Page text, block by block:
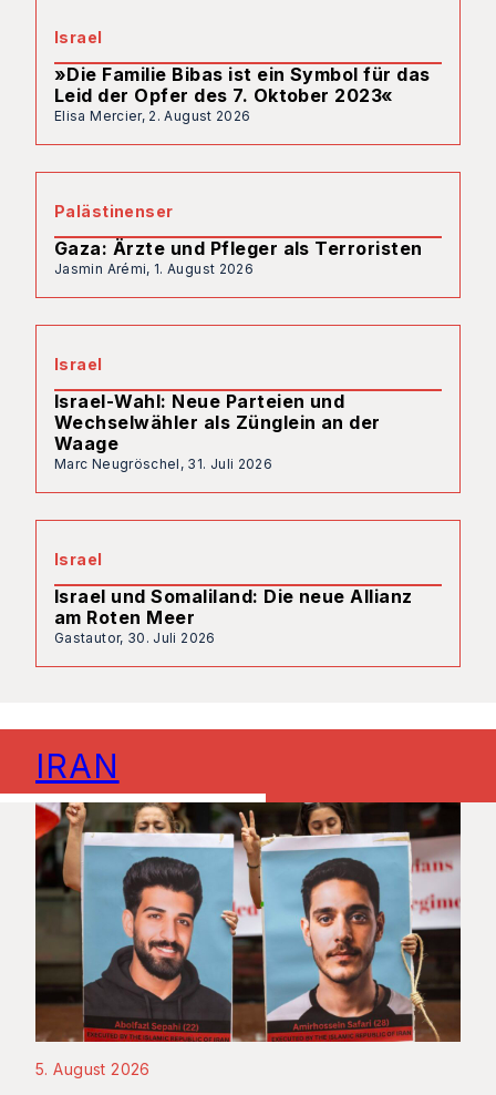
Israel
»Die Familie Bibas ist ein Symbol für das
Leid der Opfer des 7. Oktober 2023«
Elisa Mercier, 2. August 2026
Palästinenser
Gaza: Ärzte und Pfleger als Terroristen
Jasmin Arémi, 1. August 2026
Israel
Israel-Wahl: Neue Parteien und
Wechselwähler als Zünglein an der
Waage
Marc Neugröschel, 31. Juli 2026
Israel
Israel und Somaliland: Die neue Allianz
am Roten Meer
Gastautor, 30. Juli 2026
IRAN
5. August 2026